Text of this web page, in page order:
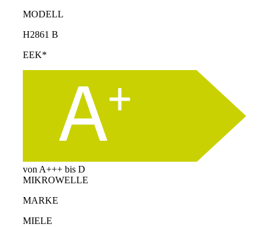
MODELL
H2861 B
EEK*
von A+++ bis D
MIKROWELLE
MARKE
MIELE